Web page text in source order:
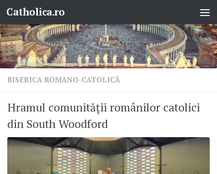
Skip to content
Catholica.ro
BISERICA ROMANO-CATOLICĂ
Hramul comunității românilor catolici
din South Woodford